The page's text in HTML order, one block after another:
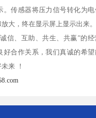
。传感器将压力信号转化为
大，终在显示屏上显示出来。
信、互助、共生、共赢”的
好合作关系，我们真诚的希
来 ！